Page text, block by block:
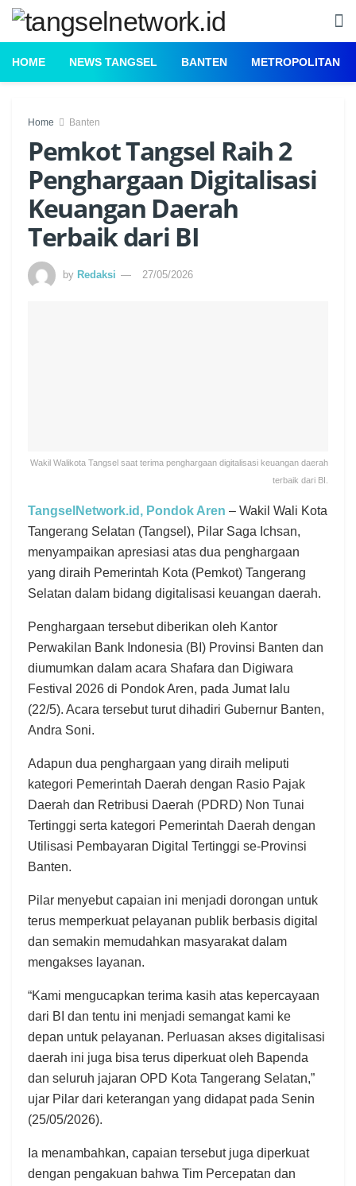
HOME NEWS TANGSEL BANTEN METROPOLITAN
Home Banten
Pemkot Tangsel Raih 2
Penghargaan Digitalisasi
Keuangan Daerah
Terbaik dari BI
by Redaksi 27/05/2026
Wakil Walikota Tangsel saat terima penghargaan digitalisasi keuangan daerah
terbaik dari BI.
TangselNetwork.id, Pondok Aren – Wakil Wali Kota
Tangerang Selatan (Tangsel), Pilar Saga Ichsan,
menyampaikan apresiasi atas dua penghargaan
yang diraih Pemerintah Kota (Pemkot) Tangerang
Selatan dalam bidang digitalisasi keuangan daerah.
Penghargaan tersebut diberikan oleh Kantor
Perwakilan Bank Indonesia (BI) Provinsi Banten dan
diumumkan dalam acara Shafara dan Digiwara
Festival 2026 di Pondok Aren, pada Jumat lalu
(22/5). Acara tersebut turut dihadiri Gubernur Banten,
Andra Soni.
Adapun dua penghargaan yang diraih meliputi
kategori Pemerintah Daerah dengan Rasio Pajak
Daerah dan Retribusi Daerah (PDRD) Non Tunai
Tertinggi serta kategori Pemerintah Daerah dengan
Utilisasi Pembayaran Digital Tertinggi se-Provinsi
Banten.
Pilar menyebut capaian ini menjadi dorongan untuk
terus memperkuat pelayanan publik berbasis digital
dan semakin memudahkan masyarakat dalam
mengakses layanan.
“Kami mengucapkan terima kasih atas kepercayaan
dari BI dan tentu ini menjadi semangat kami ke
depan untuk pelayanan. Perluasan akses digitalisasi
daerah ini juga bisa terus diperkuat oleh Bapenda
dan seluruh jajaran OPD Kota Tangerang Selatan,”
ujar Pilar dari keterangan yang didapat pada Senin
(25/05/2026).
Ia menambahkan, capaian tersebut juga diperkuat
dengan pengakuan bahwa Tim Percepatan dan